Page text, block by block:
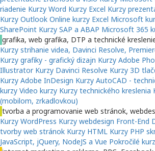
riadenie Kurzy Word Kurzy Excel Kurzy
Kurzy Outlook Online kurzy Excel Microsoft
SharePoint Kurzy SAP a ABAP Microsoft 365
grafika, web grafika, DTP a technické
Kurzy strihanie videa, Davinci Resolve,
Kurzy grafiky - grafický dizajn Kurzy Adobe
Illustrator Kurzy Davinci Resolve Kurzy 3D
Kurzy Adobe InDesign Kurzy AutoCAD -
kurzy Video kurzy Kurzy technického kreslenia
(mobilom, zrkadlovkou)
tvorba a programovanie web stránok,
Kurzy WordPress Kurzy webdesign Front-End
tvorby web stránok Kurzy HTML Kurzy PHP
JavaScript, jQuery, NodeJS a Vue Pokročilé